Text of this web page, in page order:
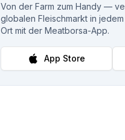
Von der Farm zum Handy —
globalen Fleischmarkt in
Ort mit der Meatborsa-App.
App Store